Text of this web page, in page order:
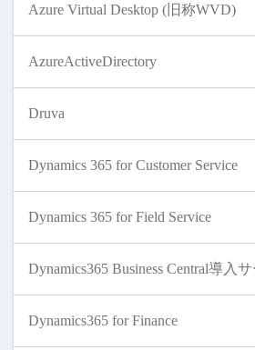
Azure Virtual Desktop (旧称WVD)
AzureActiveDirectory
Druva
Dynamics 365 for Customer Service
Dynamics 365 for Field Service
Dynamics365 Business Central導入
Dynamics365 for Finance